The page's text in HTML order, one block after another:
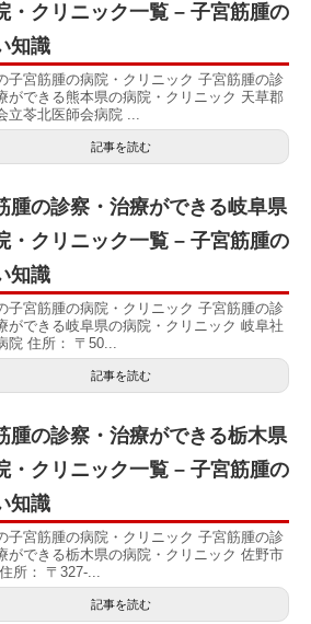
・クリニック一覧 – 子宮筋腫の
知識
子宮筋腫の病院・クリニック 子宮筋腫の診
ができる熊本県の病院・クリニック 天草郡
立苓北医師会病院 ...
記事を読む
腫の診察・治療ができる岐阜県
・クリニック一覧 – 子宮筋腫の
知識
子宮筋腫の病院・クリニック 子宮筋腫の診
ができる岐阜県の病院・クリニック 岐阜社
院 住所： 〒50...
記事を読む
腫の診察・治療ができる栃木県
・クリニック一覧 – 子宮筋腫の
知識
子宮筋腫の病院・クリニック 子宮筋腫の診
ができる栃木県の病院・クリニック 佐野市
所： 〒327-...
記事を読む